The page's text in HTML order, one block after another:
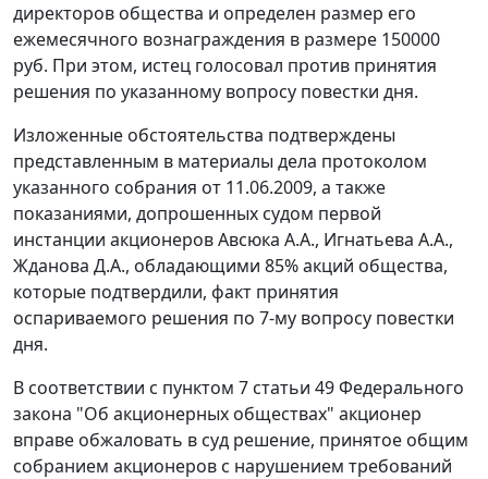
директоров общества и определен размер его
ежемесячного вознаграждения в размере 150000
руб. При этом, истец голосовал против принятия
решения по указанному вопросу повестки дня.
Изложенные обстоятельства подтверждены
представленным в материалы дела протоколом
указанного собрания от 11.06.2009, а также
показаниями, допрошенных судом первой
инстанции акционеров Авсюка А.А., Игнатьева А.А.,
Жданова Д.А., обладающими 85% акций общества,
которые подтвердили, факт принятия
оспариваемого решения по 7-му вопросу повестки
дня.
В соответствии с пунктом 7 статьи 49 Федерального
закона "Об акционерных обществах" акционер
вправе обжаловать в суд решение, принятое общим
собранием акционеров с нарушением требований